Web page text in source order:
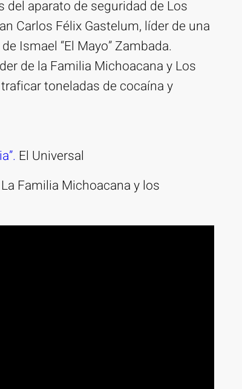
aparato de seguridad de Los
Carlos Félix Gastelum, líder de una
Ismael “El Mayo” Zambada.
de la Familia Michoacana y Los
toneladas de cocaína y
El Universal
Familia Michoacana y los